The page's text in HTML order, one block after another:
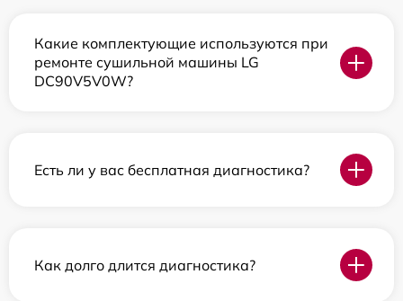
Какие комплектующие используются при
ремонте сушильной машины LG
DC90V5V0W?
Есть ли у вас бесплатная диагностика?
Как долго длится диагностика?